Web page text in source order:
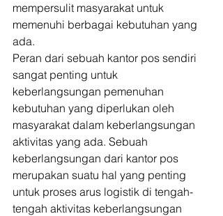
mempersulit masyarakat untuk
memenuhi berbagai kebutuhan yang
ada.
Peran dari sebuah kantor pos sendiri
sangat penting untuk
keberlangsungan pemenuhan
kebutuhan yang diperlukan oleh
masyarakat dalam keberlangsungan
aktivitas yang ada. Sebuah
keberlangsungan dari kantor pos
merupakan suatu hal yang penting
untuk proses arus logistik di tengah-
tengah aktivitas keberlangsungan